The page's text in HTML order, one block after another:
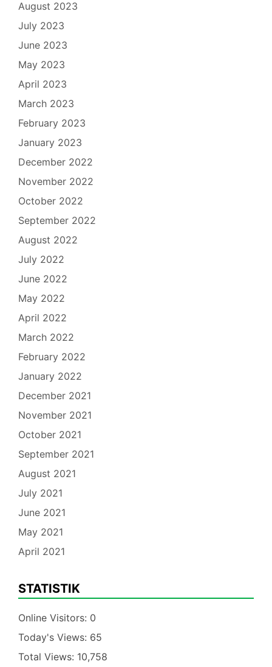
August 2023
July 2023
June 2023
May 2023
April 2023
March 2023
February 2023
January 2023
December 2022
November 2022
October 2022
September 2022
August 2022
July 2022
June 2022
May 2022
April 2022
March 2022
February 2022
January 2022
December 2021
November 2021
October 2021
September 2021
August 2021
July 2021
June 2021
May 2021
April 2021
STATISTIK
Online Visitors: 0
Today's Views: 65
Total Views: 10,758